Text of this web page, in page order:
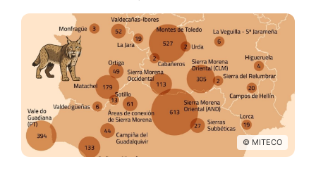
© MITECO